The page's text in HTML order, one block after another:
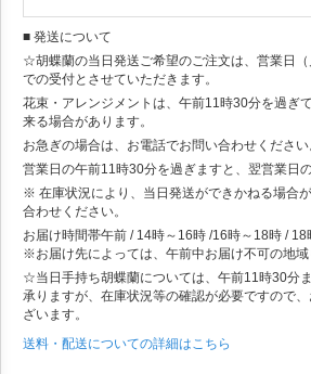
■ 発送について
☆胡蝶蘭の当日発送ご希望のご注文は、営業日
での受付とさせていただきます。
花束・アレンジメントは、午前11時30分を過ぎ
来る場合があります。
お急ぎの場合は、お電話でお問い合わせください
営業日の午前11時30分を過ぎますと、翌営業日
※ 在庫状況により、当日発送ができかねる場合
合わせください。
お届け時間帯午前 / 14時～16時 /16時～18時 / 18
※お届け先によっては、午前中お届け不可の地域
☆当日手持ち胡蝶蘭については、午前11時30分
承りますが、在庫状況等の確認が必要ですので
ざいます。
送料・配送についての詳細はこちら